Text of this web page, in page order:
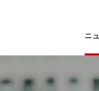
ニ